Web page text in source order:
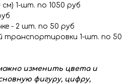
1-шт. по 1050 руб
- 2 шт. по 50 руб
транспортировки 1-шт. по 50
изменить цвета и
фигуру, цифру,